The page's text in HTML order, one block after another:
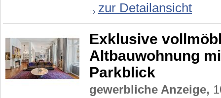
zur Detailansicht
Exklusive
Altbauwohnung
Parkblick
gewerbliche Anzeige,